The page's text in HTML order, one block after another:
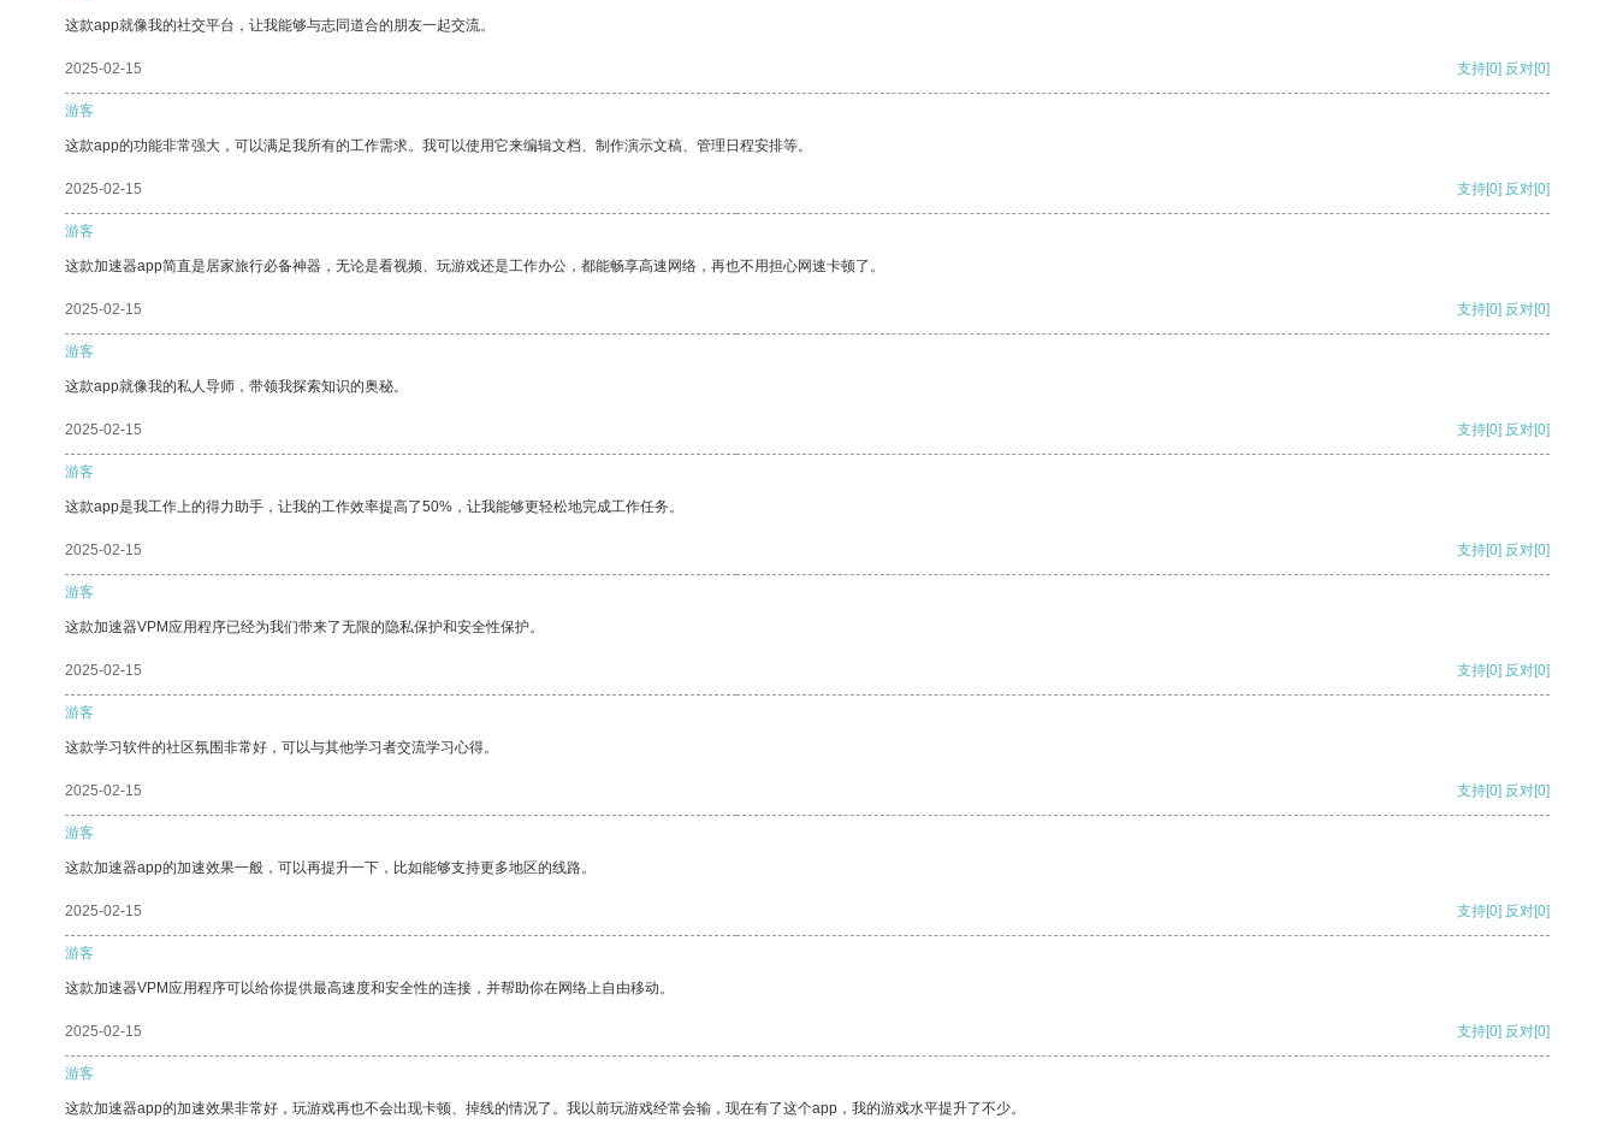
这款app就像我的社交平台，让我能够与志同道合的朋友一起交流。
2025-02-15 支持[0] 反对[0]
游客
这款app的功能非常强大，可以满足我所有的工作需求。我可以使用它来编辑文档、制作演示文稿、管理日程安排等。
2025-02-15 支持[0] 反对[0]
游客
这款加速器app简直是居家旅行必备神器，无论是看视频、玩游戏还是工作办公，都能畅享高速网络，再也不用担心网速卡顿了。
2025-02-15 支持[0] 反对[0]
游客
这款app就像我的私人导师，带领我探索知识的奥秘。
2025-02-15 支持[0] 反对[0]
游客
这款app是我工作上的得力助手，让我的工作效率提高了50%，让我能够更轻松地完成工作任务。
2025-02-15 支持[0] 反对[0]
游客
这款加速器VPM应用程序已经为我们带来了无限的隐私保护和安全性保护。
2025-02-15 支持[0] 反对[0]
游客
这款学习软件的社区氛围非常好，可以与其他学习者交流学习心得。
2025-02-15 支持[0] 反对[0]
游客
这款加速器app的加速效果一般，可以再提升一下，比如能够支持更多地区的线路。
2025-02-15 支持[0] 反对[0]
游客
这款加速器VPM应用程序可以给你提供最高速度和安全性的连接，并帮助你在网络上自由移动。
2025-02-15 支持[0] 反对[0]
游客
这款加速器app的加速效果非常好，玩游戏再也不会出现卡顿、掉线的情况了。我以前玩游戏经常会输，现在有了这个app，我的游戏水平提升了不少。